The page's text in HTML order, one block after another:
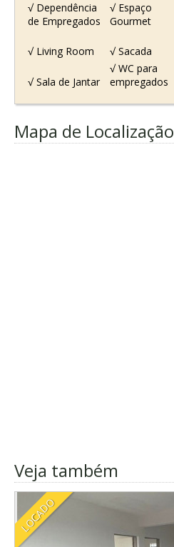
√ Dependência
de Empregados
√ Espaço
Gourmet
√ Living Room √ Sacada
√ Sala de Jantar
√ WC para
empregados
Mapa de Localização
Veja também
LOCADO